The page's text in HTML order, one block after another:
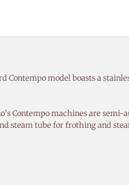
Contempo model boasts a
Contempo machines are
steam tube for frothing and